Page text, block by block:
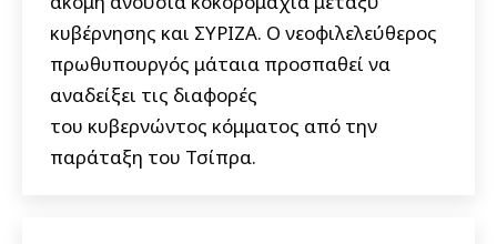
κυβέρνησης και ΣΥΡΙΖΑ. Ο νεοφιλελεύθερος
πρωθυπουργός μάταια προσπαθεί να
αναδείξει τις διαφορές
του κυβερνώντος κόμματος από την
παράταξη του Τσίπρα.